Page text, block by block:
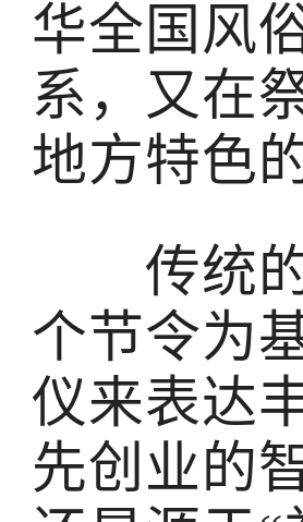
华全国风
系，又在
地方特色
传统的
个节令为
仪来表达
先创业的